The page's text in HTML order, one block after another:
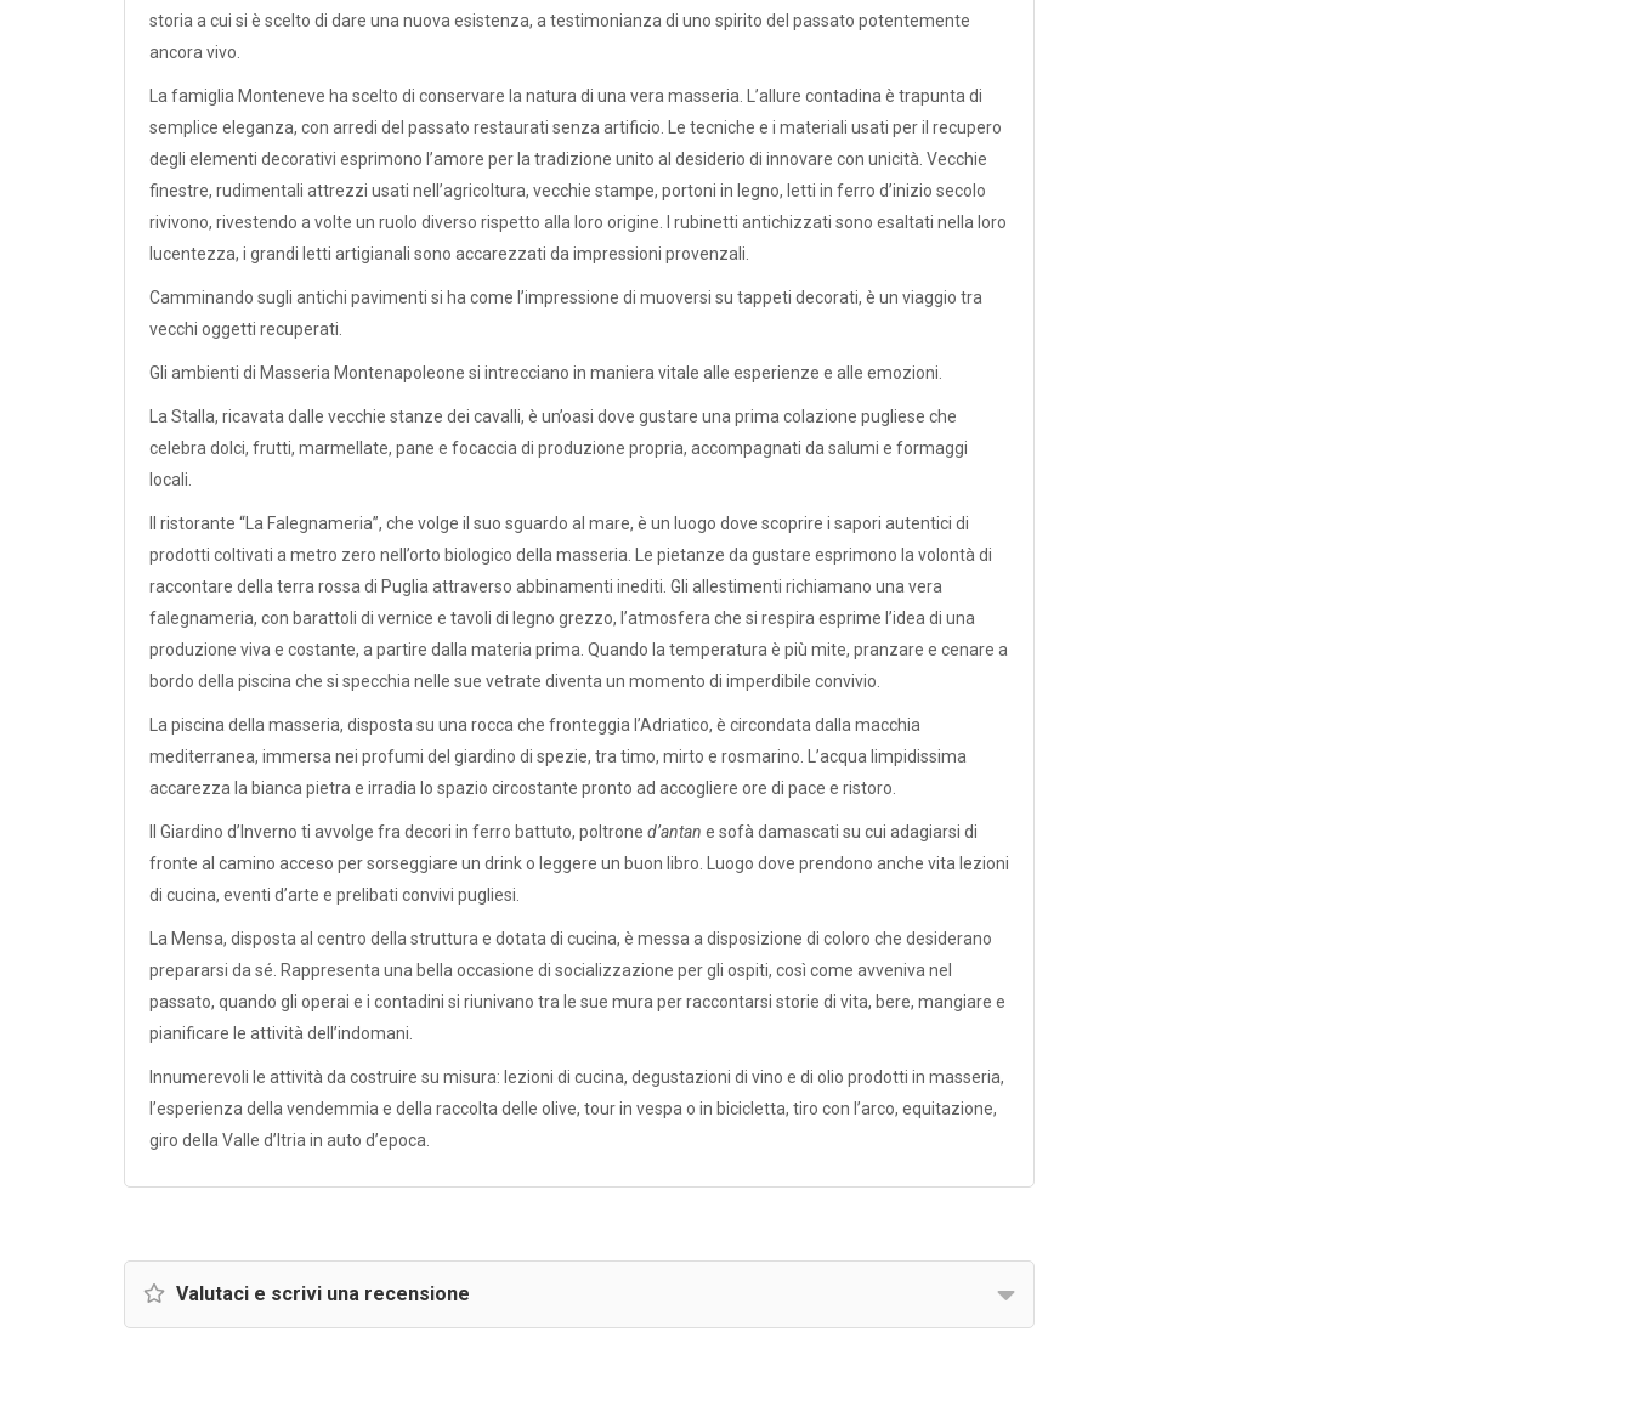
storia a cui si è scelto di dare una nuova esistenza, a testimonianza di uno spirito del passato potentemente
ancora vivo.
La famiglia Monteneve ha scelto di conservare la natura di una vera masseria. L’allure contadina è trapunta di
semplice eleganza, con arredi del passato restaurati senza artificio. Le tecniche e i materiali usati per il recupero
degli elementi decorativi esprimono l’amore per la tradizione unito al desiderio di innovare con unicità. Vecchie
finestre, rudimentali attrezzi usati nell’agricoltura, vecchie stampe, portoni in legno, letti in ferro d’inizio secolo
rivivono, rivestendo a volte un ruolo diverso rispetto alla loro origine. I rubinetti antichizzati sono esaltati nella loro
lucentezza, i grandi letti artigianali sono accarezzati da impressioni provenzali.
Camminando sugli antichi pavimenti si ha come l’impressione di muoversi su tappeti decorati, è un viaggio tra
vecchi oggetti recuperati.
Gli ambienti di Masseria Montenapoleone si intrecciano in maniera vitale alle esperienze e alle emozioni.
La Stalla, ricavata dalle vecchie stanze dei cavalli, è un’oasi dove gustare una prima colazione pugliese che
celebra dolci, frutti, marmellate, pane e focaccia di produzione propria, accompagnati da salumi e formaggi
locali.
Il ristorante “La Falegnameria”, che volge il suo sguardo al mare, è un luogo dove scoprire i sapori autentici di
prodotti coltivati a metro zero nell’orto biologico della masseria. Le pietanze da gustare esprimono la volontà di
raccontare della terra rossa di Puglia attraverso abbinamenti inediti. Gli allestimenti richiamano una vera
falegnameria, con barattoli di vernice e tavoli di legno grezzo, l’atmosfera che si respira esprime l’idea di una
produzione viva e costante, a partire dalla materia prima. Quando la temperatura è più mite, pranzare e cenare a
bordo della piscina che si specchia nelle sue vetrate diventa un momento di imperdibile convivio.
La piscina della masseria, disposta su una rocca che fronteggia l’Adriatico, è circondata dalla macchia
mediterranea, immersa nei profumi del giardino di spezie, tra timo, mirto e rosmarino. L’acqua limpidissima
accarezza la bianca pietra e irradia lo spazio circostante pronto ad accogliere ore di pace e ristoro.
Il Giardino d’Inverno ti avvolge fra decori in ferro battuto, poltrone d’antan e sofà damascati su cui adagiarsi di
fronte al camino acceso per sorseggiare un drink o leggere un buon libro. Luogo dove prendono anche vita lezioni
di cucina, eventi d’arte e prelibati convivi pugliesi.
La Mensa, disposta al centro della struttura e dotata di cucina, è messa a disposizione di coloro che desiderano
prepararsi da sé. Rappresenta una bella occasione di socializzazione per gli ospiti, così come avveniva nel
passato, quando gli operai e i contadini si riunivano tra le sue mura per raccontarsi storie di vita, bere, mangiare e
pianificare le attività dell’indomani.
Innumerevoli le attività da costruire su misura: lezioni di cucina, degustazioni di vino e di olio prodotti in masseria,
l’esperienza della vendemmia e della raccolta delle olive, tour in vespa o in bicicletta, tiro con l’arco, equitazione,
giro della Valle d’Itria in auto d’epoca.
Valutaci e scrivi una recensione